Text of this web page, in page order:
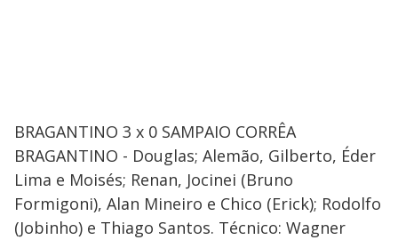
BRAGANTINO 3 x 0 SAMPAIO CORRÊA
BRAGANTINO - Douglas; Alemão, Gilberto, Éder
Lima e Moisés; Renan, Jocinei (Bruno
Formigoni), Alan Mineiro e Chico (Erick); Rodolfo
(Jobinho) e Thiago Santos. Técnico: Wagner